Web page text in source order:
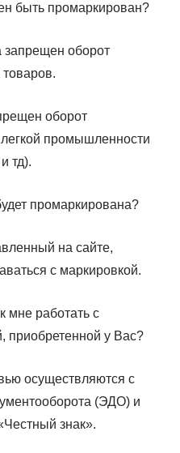
быть промаркирован?
запрещен оборот
оборот
промышленности
тд).
промаркирована?
на сайте,
с маркировкой.
работать с
приобретенной у Вас?
осуществляются с
(ЭДО) и
знак».